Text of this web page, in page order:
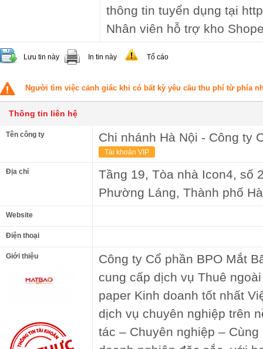
thông tin tuyển dụng tại
Nhân viên hỗ trợ kho
Lưu tin này In tin này Tố cáo
Người tìm việc cảnh giác khi có bất kỳ yêu cầu thu phí từ phía
Thông tin liên hệ
Tên công ty Chi nhánh Hà Nội - Công ty
Tài khoản VIP
Địa chỉ
Tầng 19, Tòa nhà Icon4, số
Phường Láng, Thành phố
Website
Điện thoại
Giới thiệu
Công ty Cổ phần BPO Mắt
cung cấp dịch vụ Thuê
paper Kinh doanh tốt nhất
dịch vụ chuyên nghiệp trên
tác – Chuyên nghiệp –